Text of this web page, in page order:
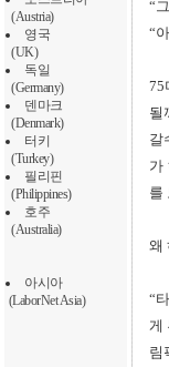
(Austria)
영국
(UK)
독일
(Germany)
덴마크
(Denmark)
터키
(Turkey)
필리핀
(Philippines)
호주
(Australia)
아시아
(LaborNet Asia)
“
“
75
될
갈
가
를
왜
“
게
림